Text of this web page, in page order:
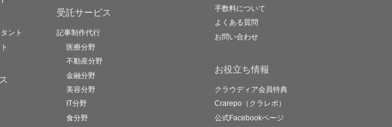
ント
受託サービス
記事制作代行
医療分野
不動産分野
金融分野
美容分野
IT分野
食分野
手数料について
よくある質問
お問い合わせ
お役立ち情報
クラウディア会員特典
Crarepo（クラレポ）
公式Facebookページ